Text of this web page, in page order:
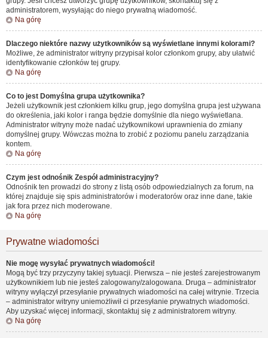
administratorem, wysyłając do niego prywatną wiadomość.
Na górę
Dlaczego niektóre nazwy użytkowników są wyświetlane innymi kolorami?
Możliwe, że administrator witryny przypisał kolor członkom grupy, aby ułatwić
identyfikowanie członków tej grupy.
Na górę
Co to jest Domyślna grupa użytkownika?
Jeżeli użytkownik jest członkiem kilku grup, jego domyślna grupa jest używana
do określenia, jaki kolor i ranga będzie domyślnie dla niego wyświetlana.
Administrator witryny może nadać użytkownikowi uprawnienia do zmiany
domyślnej grupy. Wówczas można to zrobić z poziomu panelu zarządzania
kontem.
Na górę
Czym jest odnośnik Zespół administracyjny?
Odnośnik ten prowadzi do strony z listą osób odpowiedzialnych za forum, na
której znajduje się spis administratorów i moderatorów oraz inne dane, takie
jak fora przez nich moderowane.
Na górę
Prywatne wiadomości
Nie mogę wysyłać prywatnych wiadomości!
Mogą być trzy przyczyny takiej sytuacji. Pierwsza – nie jesteś zarejestrowanym
użytkownikiem lub nie jesteś zalogowany/zalogowana. Druga – administrator
witryny wyłączył przesyłanie prywatnych wiadomości na całej witrynie. Trzecia
– administrator witryny uniemożliwił ci przesyłanie prywatnych wiadomości.
Aby uzyskać więcej informacji, skontaktuj się z administratorem witryny.
Na górę